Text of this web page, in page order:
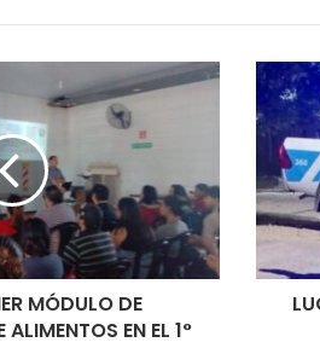
MÓDULO DE
EN EL 1°